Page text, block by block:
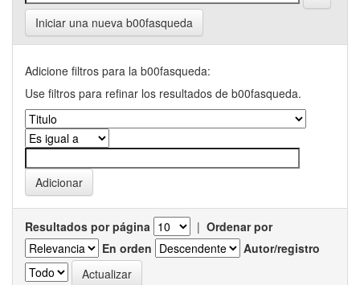
Iniciar una nueva b00fasqueda
Adicione filtros para la b00fasqueda:
Use filtros para refinar los resultados de b00fasqueda.
Resultados por página | Ordenar por
En orden
Autor/registro